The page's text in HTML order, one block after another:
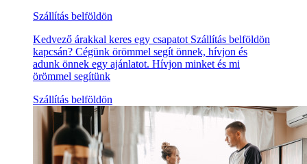
Szállítás belföldön
Kedvező árakkal keres egy csapatot Szállítás belföldön
kapcsán? Cégünk örömmel segít önnek, hívjon és
adunk önnek egy ajánlatot. Hívjon minket és mi
örömmel segítünk
Szállítás belföldön